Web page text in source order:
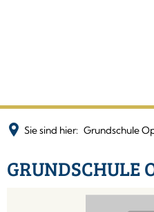
Sie sind hier: Grundschule
GRUNDSCHULE